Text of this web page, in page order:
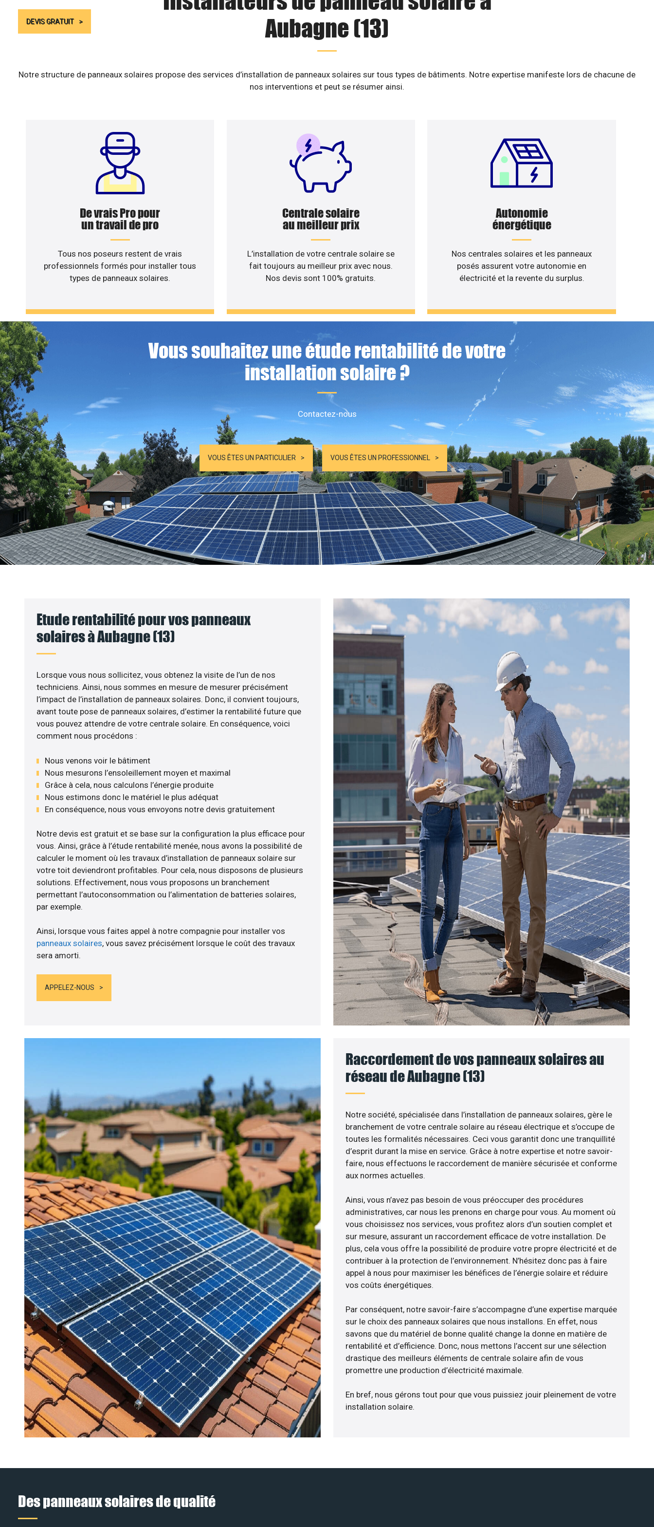
DEVIS GRATUIT
Aubagne (13)
Notre structure de panneaux solaires propose des services d’installation de panneaux solaires sur tous types de bâtiments. Notre expertise manifeste lors de chacune de
nos interventions et peut se résumer ainsi.
De vrais Pro pour
un travail de pro
Tous nos poseurs restent de vrais
professionnels formés pour installer tous
types de panneaux solaires.
Centrale solaire
au meilleur prix
L’installation de votre centrale solaire se
fait toujours au meilleur prix avec nous.
Nos devis sont 100% gratuits.
Autonomie
énergétique
Nos centrales solaires et les panneaux
posés assurent votre autonomie en
électricité et la revente du surplus.
Vous souhaitez une étude rentabilité de votre
installation solaire ?
Contactez-nous
VOUS ÊTES UN PARTICULIER VOUS ÊTES UN PROFESSIONNEL
Etude rentabilité pour vos panneaux
solaires à Aubagne (13)
Lorsque vous nous sollicitez, vous obtenez la visite de l’un de nos
techniciens. Ainsi, nous sommes en mesure de mesurer précisément
l’impact de l’installation de panneaux solaires. Donc, il convient toujours,
avant toute pose de panneaux solaires, d’estimer la rentabilité future que
vous pouvez attendre de votre centrale solaire. En conséquence, voici
comment nous procédons :
Nous venons voir le bâtiment
Nous mesurons l’ensoleillement moyen et maximal
Grâce à cela, nous calculons l’énergie produite
Nous estimons donc le matériel le plus adéquat
En conséquence, nous vous envoyons notre devis gratuitement
Notre devis est gratuit et se base sur la configuration la plus efficace pour
vous. Ainsi, grâce à l’étude rentabilité menée, nous avons la possibilité de
calculer le moment où les travaux d’installation de panneaux solaire sur
votre toit deviendront profitables. Pour cela, nous disposons de plusieurs
solutions. Effectivement, nous vous proposons un branchement
permettant l’autoconsommation ou l’alimentation de batteries solaires,
par exemple.
Ainsi, lorsque vous faites appel à notre compagnie pour installer vos
panneaux solaires, vous savez précisément lorsque le coût des travaux
sera amorti.
APPELEZ-NOUS
Raccordement de vos panneaux solaires au
réseau de Aubagne (13)
Notre société, spécialisée dans l’installation de panneaux solaires, gère le
branchement de votre centrale solaire au réseau électrique et s’occupe de
toutes les formalités nécessaires. Ceci vous garantit donc une tranquillité
d’esprit durant la mise en service. Grâce à notre expertise et notre savoir-
faire, nous effectuons le raccordement de manière sécurisée et conforme
aux normes actuelles.
Ainsi, vous n’avez pas besoin de vous préoccuper des procédures
administratives, car nous les prenons en charge pour vous. Au moment où
vous choisissez nos services, vous profitez alors d’un soutien complet et
sur mesure, assurant un raccordement efficace de votre installation. De
plus, cela vous offre la possibilité de produire votre propre électricité et de
contribuer à la protection de l’environnement. N’hésitez donc pas à faire
appel à nous pour maximiser les bénéfices de l’énergie solaire et réduire
vos coûts énergétiques.
Par conséquent, notre savoir-faire s’accompagne d’une expertise marquée
sur le choix des panneaux solaires que nous installons. En effet, nous
savons que du matériel de bonne qualité change la donne en matière de
rentabilité et d’efficience. Donc, nous mettons l’accent sur une sélection
drastique des meilleurs éléments de centrale solaire afin de vous
promettre une production d’électricité maximale.
En bref, nous gérons tout pour que vous puissiez jouir pleinement de votre
installation solaire.
Des panneaux solaires de qualité